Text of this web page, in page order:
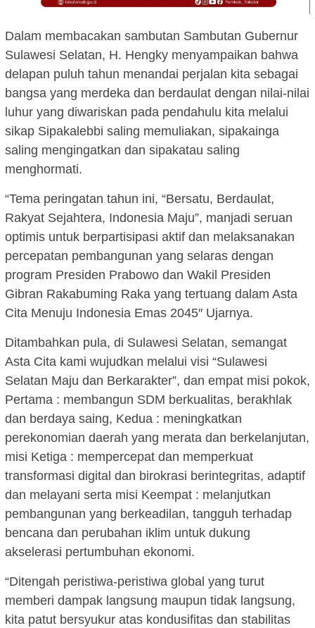
Dalam membacakan sambutan Sambutan Gubernur
Sulawesi Selatan, H. Hengky menyampaikan bahwa
delapan puluh tahun menandai perjalan kita sebagai
bangsa yang merdeka dan berdaulat dengan nilai-nilai
luhur yang diwariskan pada pendahulu kita melalui
sikap Sipakalebbi saling memuliakan, sipakainga
saling mengingatkan dan sipakatau saling
menghormati.
“Tema peringatan tahun ini, “Bersatu, Berdaulat,
Rakyat Sejahtera, Indonesia Maju”, manjadi seruan
optimis untuk berpartisipasi aktif dan melaksanakan
percepatan pembangunan yang selaras dengan
program Presiden Prabowo dan Wakil Presiden
Gibran Rakabuming Raka yang tertuang dalam Asta
Cita Menuju Indonesia Emas 2045″ Ujarnya.
Ditambahkan pula, di Sulawesi Selatan, semangat
Asta Cita kami wujudkan melalui visi “Sulawesi
Selatan Maju dan Berkarakter”, dan empat misi pokok,
Pertama : membangun SDM berkualitas, berakhlak
dan berdaya saing, Kedua : meningkatkan
perekonomian daerah yang merata dan berkelanjutan,
misi Ketiga : mempercepat dan memperkuat
transformasi digital dan birokrasi berintegritas, adaptif
dan melayani serta misi Keempat : melanjutkan
pembangunan yang berkeadilan, tangguh terhadap
bencana dan perubahan iklim untuk dukung
akselerasi pertumbuhan ekonomi.
“Ditengah peristiwa-peristiwa global yang turut
memberi dampak langsung maupun tidak langsung,
kita patut bersyukur atas kondusifitas dan stabilitas